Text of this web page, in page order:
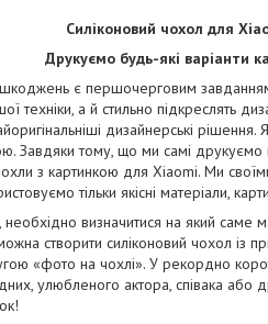
Силіконовий чохол для
Друкуємо будь-які варіанти
є першочерговим завданням
техніки, а й стильно підкреслять
дизайнерські
Завдяки тому, що ми самі
з картинкою для Xiaomi. Ми
тільки якісні матеріали,
визначитися на який
створити силіконовий чохол із
«фото на чохлі». У рекордно
улюбленого актора, співака або